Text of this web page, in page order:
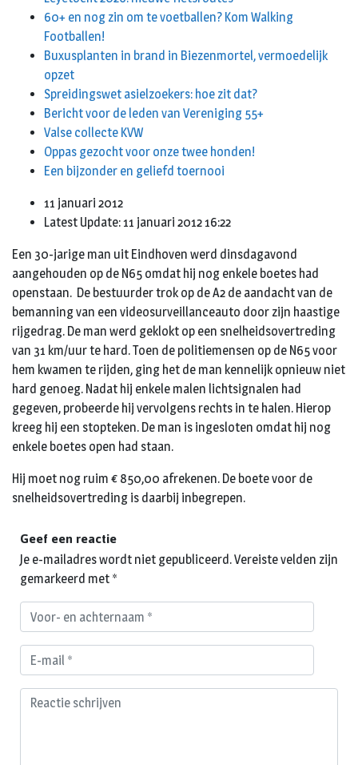
60+ en nog zin om te voetballen? Kom Walking
Footballen!
Buxusplanten in brand in Biezenmortel, vermoedelijk
opzet
Spreidingswet asielzoekers: hoe zit dat?
Bericht voor de leden van Vereniging 55+
Valse collecte KVW
Oppas gezocht voor onze twee honden!
Een bijzonder en geliefd toernooi
11 januari 2012
Latest Update: 11 januari 2012 16:22
Een 30-jarige man uit Eindhoven werd dinsdagavond
aangehouden op de N65 omdat hij nog enkele boetes had
openstaan. De bestuurder trok op de A2 de aandacht van de
bemanning van een videosurveillanceauto door zijn haastige
rijgedrag. De man werd geklokt op een snelheidsovertreding
van 31 km/uur te hard. Toen de politiemensen op de N65 voor
hem kwamen te rijden, ging het de man kennelijk opnieuw niet
hard genoeg. Nadat hij enkele malen lichtsignalen had
gegeven, probeerde hij vervolgens rechts in te halen. Hierop
kreeg hij een stopteken. De man is ingesloten omdat hij nog
enkele boetes open had staan.
Hij moet nog ruim € 850,00 afrekenen. De boete voor de
snelheidsovertreding is daarbij inbegrepen.
Geef een reactie
Je e-mailadres wordt niet gepubliceerd.Vereiste velden zijn
gemarkeerd met *